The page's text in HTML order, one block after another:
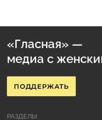
«Гласная» —
медиа с
ПОДДЕРЖАТЬ
РАЗДЕЛЫ